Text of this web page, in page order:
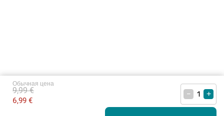
Обычная цена
6,99 €
9,99 € – +